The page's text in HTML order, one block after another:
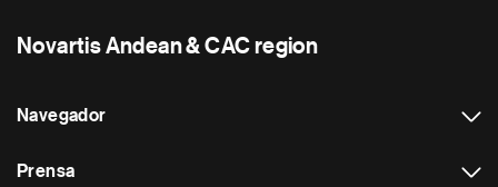
Novartis Andean & CAC region
Navegador
Prensa